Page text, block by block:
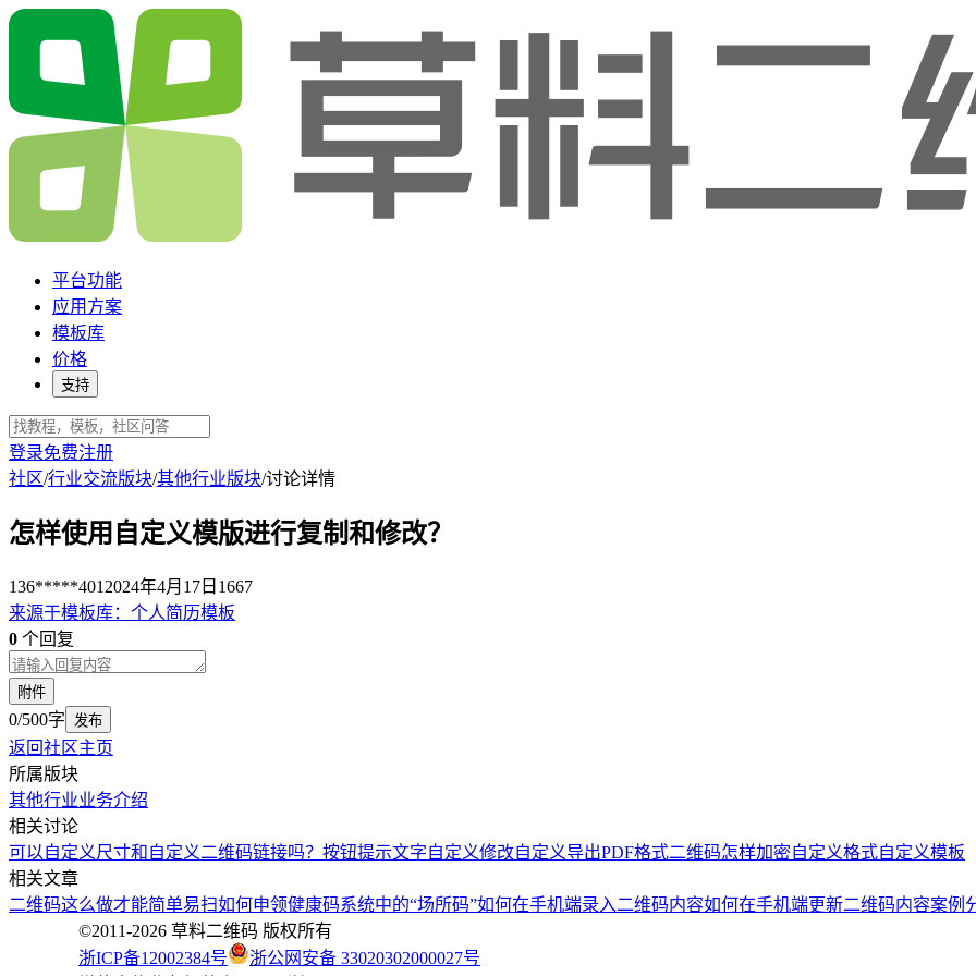
平台功能
应用方案
模板库
价格
支持
登录免费注册
社区/行业交流版块/其他行业版块/讨论详情
怎样使用自定义模版进行复制和修改？
136*****401 2024年4月17日 1667
来源于模板库： 个人简历模板
0 个回复
附件
0/500字 发布
返回社区主页
所属版块
其他行业业务介绍
相关讨论
可以自定义尺寸和自定义二维码链接吗？ 按钮提示文字自定义修改自定义导出PDF格式二维码怎样加密自定义格式自定义模板
相关文章
二维码这么做才能简单易扫如何申领健康码系统中的“场所码”如何在手机端录入二维码内容如何在手机端更新二维码内容案例
©2011-2026 草料二维码 版权所有
浙ICP备12002384号
浙公网安备 33020302000027号